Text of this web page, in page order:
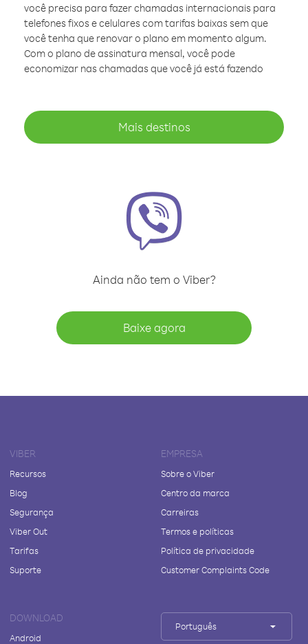
você precisa para fazer chamadas internacionais para
telefones fixos e celulares com tarifas baixas sem que
você tenha que renovar o plano em momento algum.
Com o plano de assinatura mensal, você pode
economizar nas chamadas que você já está fazendo
Mais destinos
Ainda não tem o Viber?
Baixe agora
VIBER
Recursos
Blog
Segurança
Viber Out
Tarifas
Suporte
EMPRESA
Sobre o Viber
Centro da marca
Carreiras
Termos e políticas
Política de privacidade
Customer Complaints Code
DOWNLOAD
Android
Português